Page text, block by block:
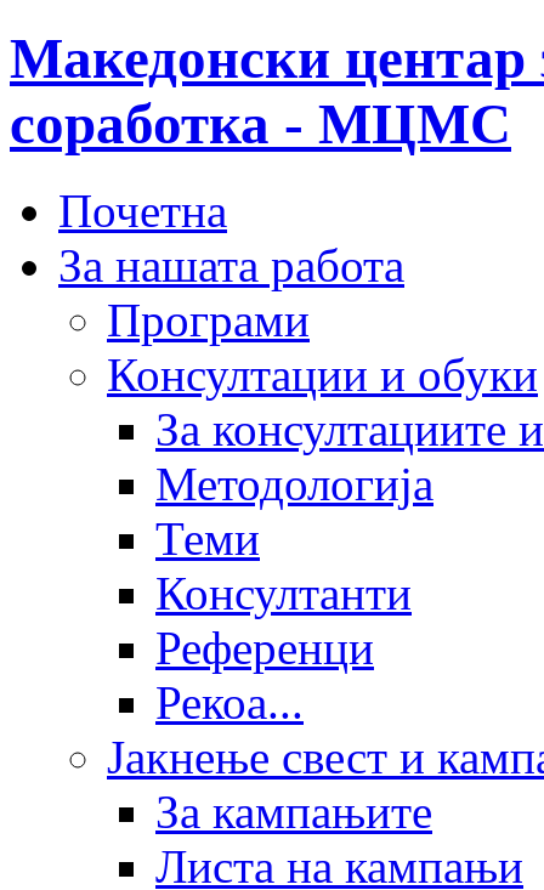
Македонски центар
соработка - МЦМС
Почетна
За нашата работа
Програми
Консултации и обуки
За консултациите
Методологија
Теми
Консултанти
Референци
Рекоа...
Јакнење свест и
За кампањите
Листа на кампањи